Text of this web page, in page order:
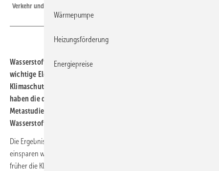
Verkehr und Wärmesektor deutlich.
Wasserstoff und Wasserstoff-Syntheseprodukte gelten als
wichtige Elemente für das Erreichen der jüngst forcierten
Klimaschutzziele. Im Auftrag des Nationalen Wasserstoffrats
haben die drei Fraunhofer-Institute ISI, ISE und IEG in einer
Metastudie die potenzielle Nachfrage nach Wasserstoff sowie
Wasserstoffderivaten bis 2050 analysiert.
Die Ergebnisse der Untersuchung zeigen: Je mehr CO
einsparen will, desto größer ist der Bedarf an Wasserstoff. Und je
früher die Klimaziele erreicht werden sollen, desto schneller müssen
Wärmepumpe
Heizungsförderung
Energiepreise